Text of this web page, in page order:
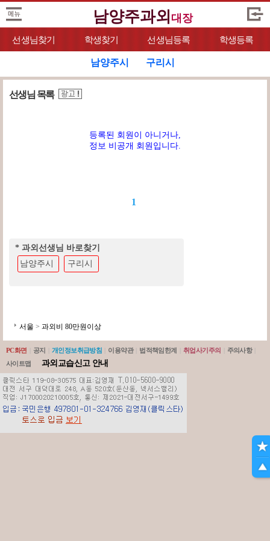
남양주과외 대장
선생님찾기 학생찾기 선생님등록 학생등록
남양주시 구리시
선생님 목록
등록된 회원이 아니거나,
정보 비공개 회원입니다.
1
* 과외선생님 바로찾기
남양주시
구리시
서울 > 과외비 80만원이상
PC화면 공지 개인정보취급방침 이용약관 법적책임한계 취업사기주의 주의사항
사이트맵
과외교습신고 안내